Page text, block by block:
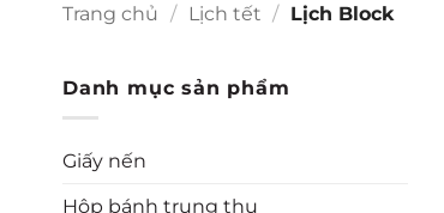
Trang chủ / Lịch tết / Lịch Block
Danh mục sản phẩm
Giấy nến
Hộp bánh trung thu